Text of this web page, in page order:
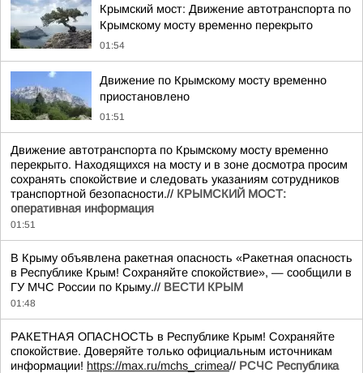
Крымский мост: Движение автотранспорта по
Крымскому мосту временно перекрыто
01:54
Движение по Крымскому мосту временно
приостановлено
01:51
Движение автотранспорта по Крымскому мосту временно
перекрыто. Находящихся на мосту и в зоне досмотра просим
сохранять спокойствие и следовать указаниям сотрудников
транспортной безопасности.// КРЫМСКИЙ МОСТ:
оперативная информация
01:51
В Крыму объявлена ракетная опасность «Ракетная опасность
в Республике Крым! Сохраняйте спокойствие», — сообщили в
ГУ МЧС России по Крыму.// ВЕСТИ КРЫМ
01:48
РАКЕТНАЯ ОПАСНОСТЬ в Республике Крым! Сохраняйте
спокойствие. Доверяйте только официальным источникам
информации! https://max.ru/mchs_crimea// РСЧС Республика